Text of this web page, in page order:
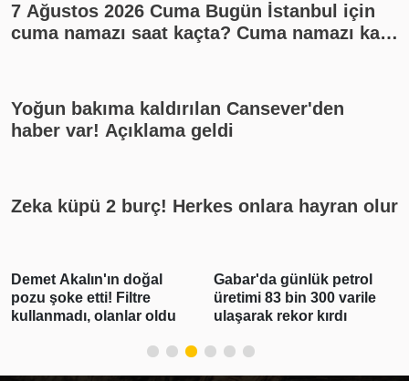
7 Ağustos 2026 Cuma Bugün İstanbul için
cuma namazı saat kaçta? Cuma namazı kaç
Yoğun bakıma kaldırılan Cansever'den
haber var! Açıklama geldi
Zeka küpü 2 burç! Herkes onlara hayran olur
Demet Akalın'ın doğal
pozu şoke etti! Filtre
kullanmadı, olanlar oldu
Gabar'da günlük petrol
üretimi 83 bin 300 varile
ulaşarak rekor kırdı